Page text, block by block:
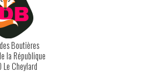
Boutières
la République
Le Cheylard